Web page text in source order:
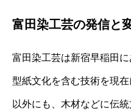
富田染工芸の発信と
富田染工芸は新宿早稲田
型紙文化を含む技術を現
以外にも、木材などに伝